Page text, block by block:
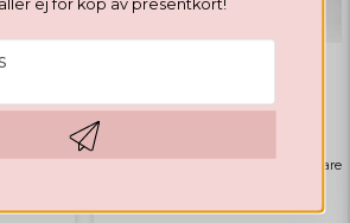
Bästsäljare
ej för köp av presentkort!